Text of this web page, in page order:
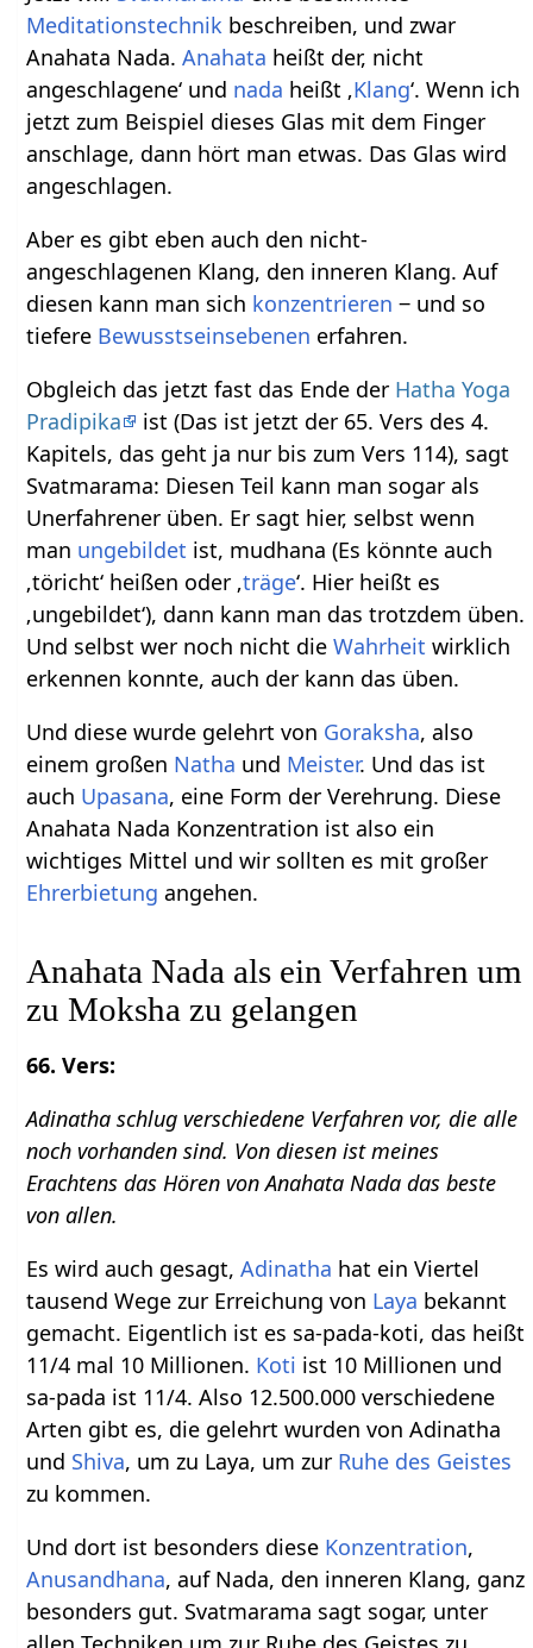
Meditationstechnik beschreiben, und zwar
Anahata Nada.Anahata heißt der, nicht
angeschlagene‘ und nada heißt ‚Klang‘. Wenn ich
jetzt zum Beispiel dieses Glas mit dem Finger
anschlage, dann hört man etwas. Das Glas wird
angeschlagen.
Aber es gibt eben auch den nicht-
angeschlagenen Klang, den inneren Klang. Auf
diesen kann man sich konzentrieren ‒ und so
tiefere Bewusstseinsebenen erfahren.
Obgleich das jetzt fast das Ende der Hatha Yoga
Pradipika
ist (Das ist jetzt der 65. Vers des 4.
Kapitels, das geht ja nur bis zum Vers 114), sagt
Svatmarama: Diesen Teil kann man sogar als
Unerfahrener üben. Er sagt hier, selbst wenn
man ungebildet ist, mudhana (Es könnte auch
‚töricht‘ heißen oder ‚träge‘. Hier heißt es
‚ungebildet‘), dann kann man das trotzdem üben.
Und selbst wer noch nicht dieWahrheit wirklich
erkennen konnte, auch der kann das üben.
Und diese wurde gelehrt von Goraksha, also
einem großen Natha und Meister. Und das ist
auch Upasana, eine Form der Verehrung. Diese
Anahata Nada Konzentration ist also ein
wichtiges Mittel und wir sollten es mit großer
Ehrerbietung angehen.
Anahata Nada als ein Verfahren um
zu Moksha zu gelangen
66. Vers:
Adinatha schlug verschiedene Verfahren vor, die alle
noch vorhanden sind. Von diesen ist meines
Erachtens das Hören von Anahata Nada das beste
von allen.
Es wird auch gesagt,Adinatha hat ein Viertel
tausend Wege zur Erreichung von Laya bekannt
gemacht. Eigentlich ist es sa-pada-koti, das heißt
11/4 mal 10 Millionen. Koti ist 10 Millionen und
sa-pada ist 11/4. Also 12.500.000 verschiedene
Arten gibt es, die gelehrt wurden von Adinatha
und Shiva, um zu Laya, um zur Ruhe des Geistes
zu kommen.
Und dort ist besonders diese Konzentration,
Anusandhana, auf Nada, den inneren Klang, ganz
besonders gut. Svatmarama sagt sogar, unter